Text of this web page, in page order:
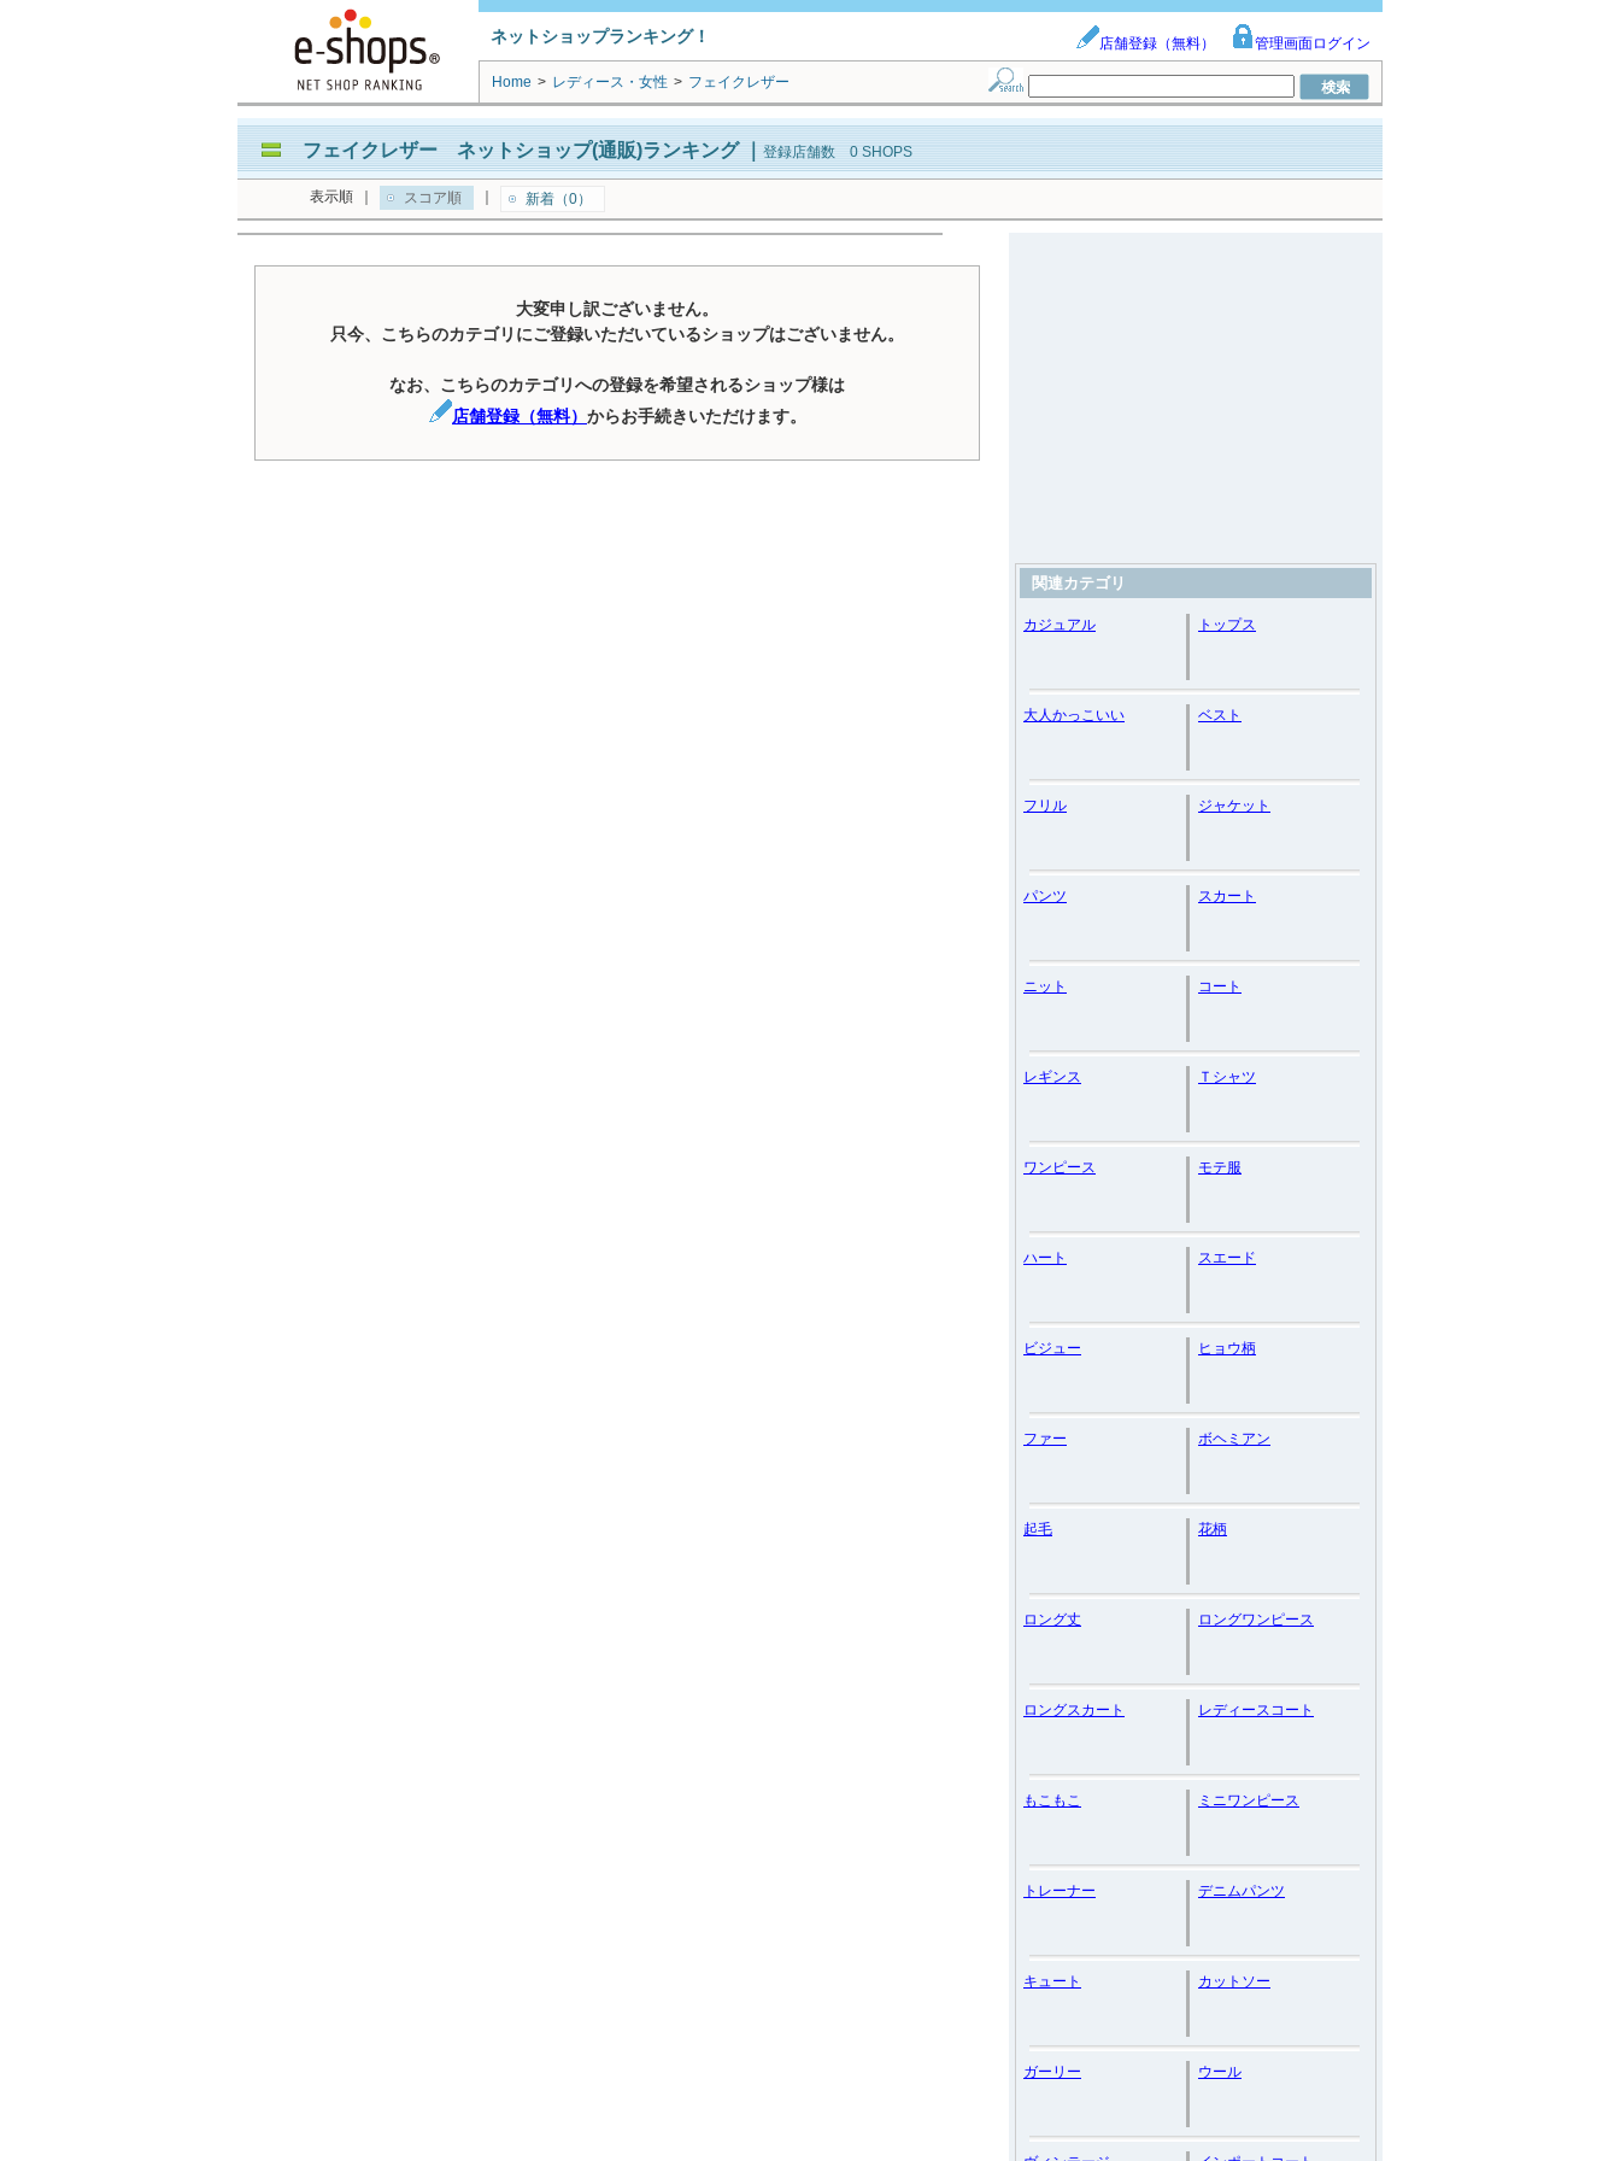
ネットショップランキング！ 店舗登録（無料） 管理画面ログイン
Home > レディース・女性 > フェイクレザー
フェイクレザー ネットショップ(通販)ランキング｜ 登録店舗数 0 SHOPS
表示順 スコア順 新着（0）
大変申し訳ございません。
只今、こちらのカテゴリにご登録いただいているショップはございません。
なお、こちらのカテゴリへの登録を希望されるショップ様は
店舗登録（無料） からお手続きいただけます。
関連カテゴリ
カジュアル トップス
大人かっこいい ベスト
フリル ジャケット
パンツ スカート
ニット コート
レギンス Ｔシャツ
ワンピース モテ服
ハート スエード
ビジュー ヒョウ柄
ファー ボヘミアン
起毛 花柄
ロング丈 ロングワンピース
ロングスカート レディースコート
もこもこ ミニワンピース
トレーナー デニムパンツ
キュート カットソー
ガーリー ウール